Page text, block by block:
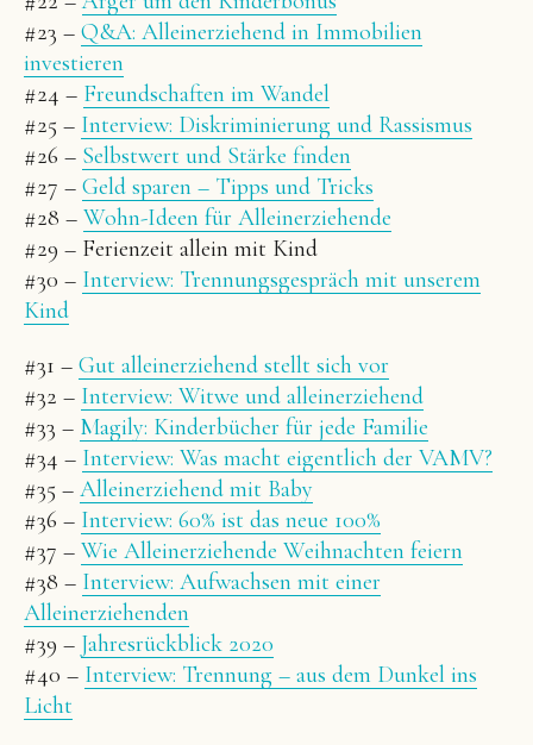
#23 – Q&A: Alleinerziehend in Immobilien
investieren
#24 – Freundschaften im Wandel
#25 – Interview: Diskriminierung und Rassismus
#26 – Selbstwert und Stärke finden
#27 – Geld sparen – Tipps und Tricks
#28 – Wohn-Ideen für Alleinerziehende
#29 – Ferienzeit allein mit Kind
#30 – Interview: Trennungsgespräch mit unserem
Kind
#31 – Gut alleinerziehend stellt sich vor
#32 – Interview: Witwe und alleinerziehend
#33 – Magily: Kinderbücher für jede Familie
#34 – Interview: Was macht eigentlich der VAMV?
#35 – Alleinerziehend mit Baby
#36 – Interview: 60% ist das neue 100%
#37 – Wie Alleinerziehende Weihnachten feiern
#38 – Interview: Aufwachsen mit einer
Alleinerziehenden
#39 – Jahresrückblick 2020
#40 – Interview: Trennung – aus dem Dunkel ins
Licht